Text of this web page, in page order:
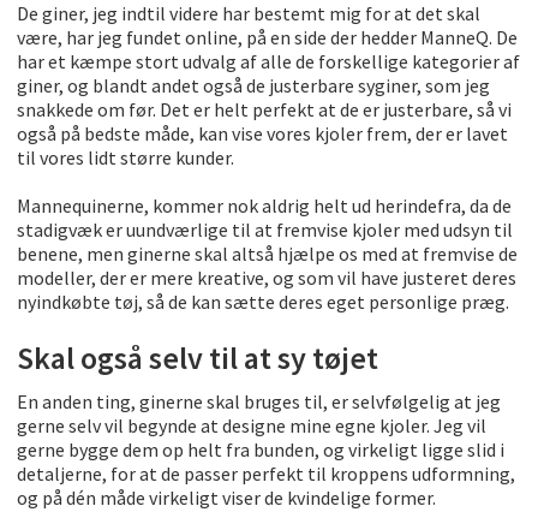
De giner, jeg indtil videre har bestemt mig for at det skal
være, har jeg fundet online, på en side der hedder ManneQ. De
har et kæmpe stort udvalg af alle de forskellige kategorier af
giner, og blandt andet også de justerbare syginer, som jeg
snakkede om før. Det er helt perfekt at de er justerbare, så vi
også på bedste måde, kan vise vores kjoler frem, der er lavet
til vores lidt større kunder.
Mannequinerne, kommer nok aldrig helt ud herindefra, da de
stadigvæk er uundværlige til at fremvise kjoler med udsyn til
benene, men ginerne skal altså hjælpe os med at fremvise de
modeller, der er mere kreative, og som vil have justeret deres
nyindkøbte tøj, så de kan sætte deres eget personlige præg.
Skal også selv til at sy tøjet
En anden ting, ginerne skal bruges til, er selvfølgelig at jeg
gerne selv vil begynde at designe mine egne kjoler. Jeg vil
gerne bygge dem op helt fra bunden, og virkeligt ligge slid i
detaljerne, for at de passer perfekt til kroppens udformning,
og på dén måde virkeligt viser de kvindelige former.